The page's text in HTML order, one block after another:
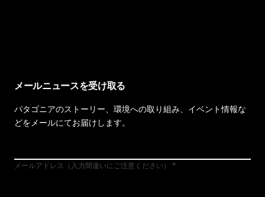
メールニュースを受け取る
パタゴニアのストーリー、環境への取り組み、イベント情報な
どをメールにてお届けします。
メールアドレス（入力間違いにご注意ください）